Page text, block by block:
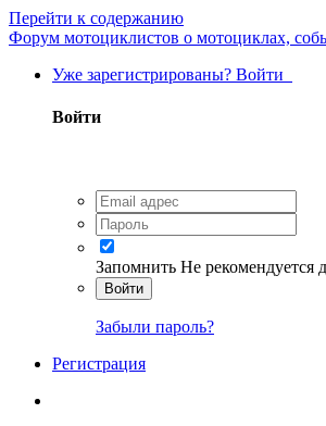
Перейти к содержанию
Форум мотоциклистов о мотоциклах,
Уже зарегистрированы? Войти
Войти
Запомнить Не рекомендуется
Войти
Забыли пароль?
Регистрация